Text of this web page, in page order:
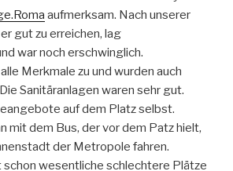
aufmerksam. Nach unserer
gut zu erreichen, lag
war noch erschwinglich.
Merkmale zu und wurden auch
Sanitäranlagen waren sehr gut.
auf dem Platz selbst.
mit dem Bus, der vor dem Patz hielt,
der Metropole fahren.
schon wesentliche schlechtere Plätze